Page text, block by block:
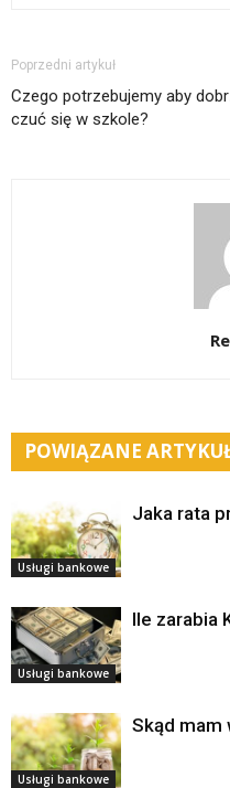
Poprzedni artykuł
Czego potrzebujemy aby
czuć się w szkole?
POWIĄZANE
Usługi bankowe
Jaka rata
Usługi bankowe
Ile zarabia
Usługi bankowe
Skąd mam